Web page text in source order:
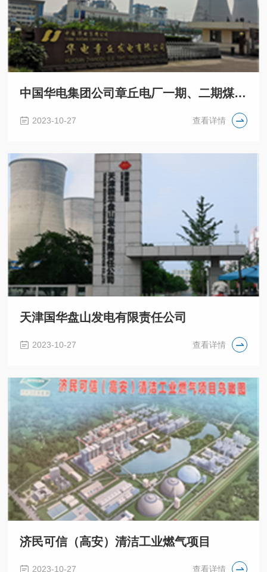
中国华电集团公司章丘电厂一期、二期煤场改造项目
2023-10-27 查看详情
天津国华盘山发电有限责任公司
2023-10-27 查看详情
济民可信（高安）清洁工业燃气项目
2023-10-27 查看详情